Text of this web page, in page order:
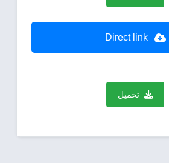
Direct link
تحميل